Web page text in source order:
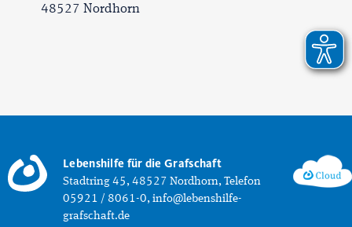
48527 Nordhorn
Lebenshilfe für die Grafschaft
Stadtring 45, 48527 Nordhorn, Telefon
05921 / 8061-0, info@lebenshilfe-
grafschaft.de